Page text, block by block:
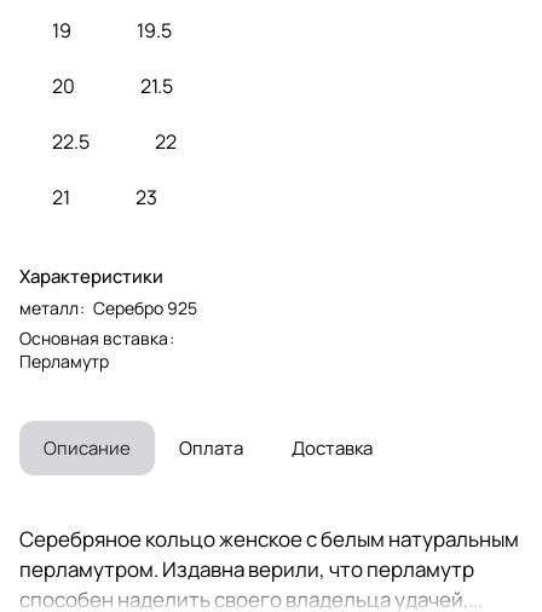
19 19.5
20 21.5
22.5 22
21 23
Характеристики
металл: Серебро 925
Основная вставка:
Перламутр
Описание Оплата Доставка
Серебряное кольцо женское с белым натуральным
перламутром. Издавна верили, что перламутр
способен наделить своего владельца удачей,